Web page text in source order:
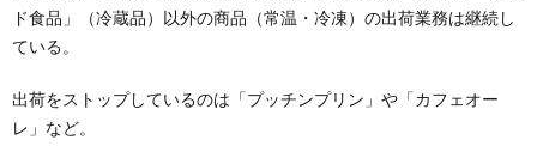
ド食品」（冷蔵品）以外の商品（常温・冷凍）の出荷業務は継続し
ている。
出荷をストップしているのは「プッチンプリン」や「カフェオー
レ」など。